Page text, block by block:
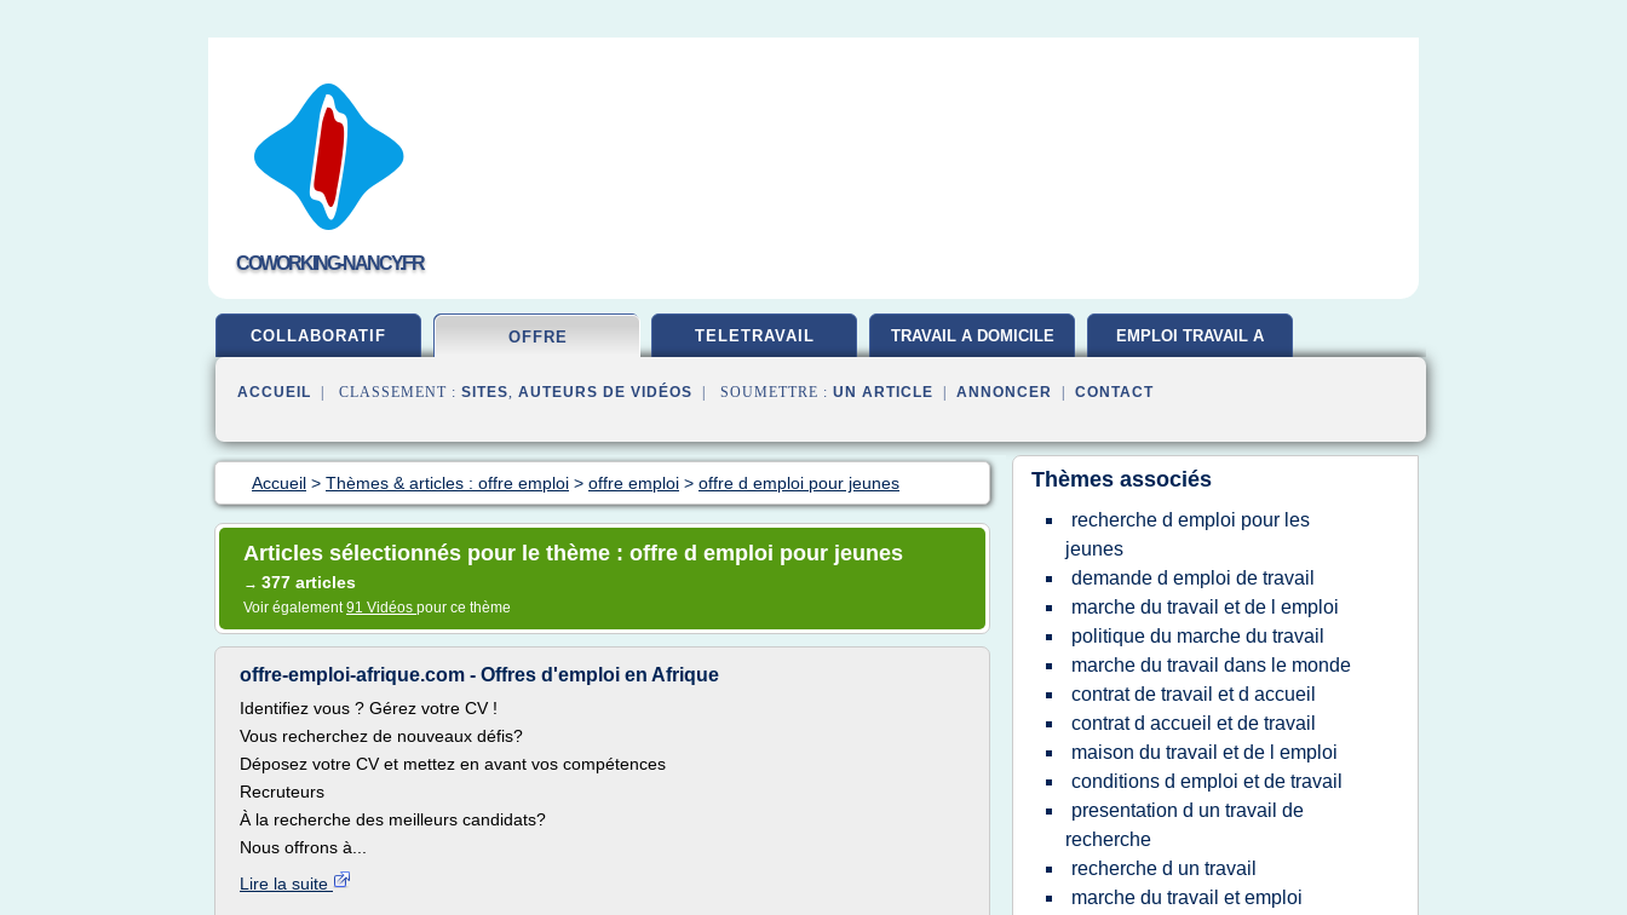
COWORKING-NANCY.FR
COLLABORATIF OFFRE TELETRAVAIL TRAVAIL A DOMICILE EMPLOI TRAVAIL A
ACCUEIL | CLASSEMENT : SITES, AUTEURS DE VIDÉOS | SOUMETTRE : UN ARTICLE ANNONCER CONTACT
Accueil > Thèmes & articles : offre emploi > offre emploi > offre d emploi pour jeunes
Articles sélectionnés pour le thème : offre d emploi pour jeunes
→ 377 articles
Voir également91 Vidéos pour ce thème
offre-emploi-afrique.com - Offres d'emploi en Afrique
Identifiez vous ? Gérez votre CV !
Vous recherchez de nouveaux défis?
Déposez votre CV et mettez en avant vos compétences
Recruteurs
À la recherche des meilleurs candidats?
Nous offrons à...
Lire la suite
Thèmes associés
recherche d emploi pour les
jeunes
demande d emploi de travail
marche du travail et de l emploi
politique du marche du travail
marche du travail dans le monde
contrat de travail et d accueil
contrat d accueil et de travail
maison du travail et de l emploi
conditions d emploi et de travail
presentation d un travail de
recherche
recherche d un travail
marche du travail et emploi